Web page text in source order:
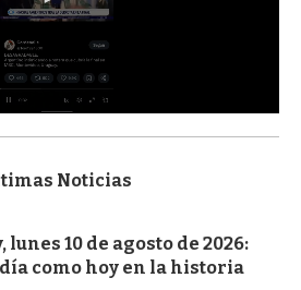
Noticias
lunes 10 de agosto de 2026:
como hoy en la historia